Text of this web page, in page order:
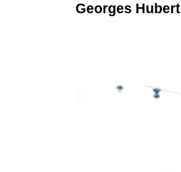
Georges Hubert